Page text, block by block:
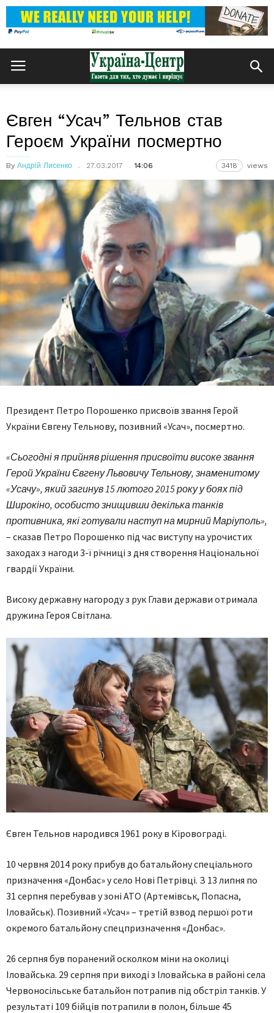
Євген “Усач” Тельнов став
Героєм України посмертно
By Андрій Лисенко 27.03.2017 14:06 3418 views
Президент Петро Порошенко присвоїв звання Герой
України Євгену Тельнову, позивний «Усач», посмертно.
«Сьогодні я прийняв рішення присвоїти високе звання
Герой України Євгену Львовичу Тельнову, знаменитому
«Усачу», який загинув 15 лютого 2015 року у боях під
Широкіно, особисто знищивши декілька танків
противника, які готували наступ на мирний Маріуполь»,
– сказав Петро Порошенко під час виступу на урочистих
заходах з нагоди 3-ї річниці з дня створення Національної
гвардії України.
Високу державну нагороду з рук Глави держави отримала
дружина Героя Світлана.
Євген Тельнов народився 1961 року в Кіровограді.
10 червня 2014 року прибув до батальйону спеціального
призначення «Донбас» у село Нові Петрівці. З 13 липня по
31 серпня перебував у зоні АТО (Артемівськ, Попасна,
Іловайськ). Позивний «Усач» – третій взвод першої роти
окремого батальйону спецпризначення «Донбас».
26 серпня був поранений осколком міни на околиці
Іловайська. 29 серпня при виході з Іловайська в районі села
Червоносільське батальйон потрапив під обстріл танків. У
результаті 109 бійців потрапили в полон, більше 45